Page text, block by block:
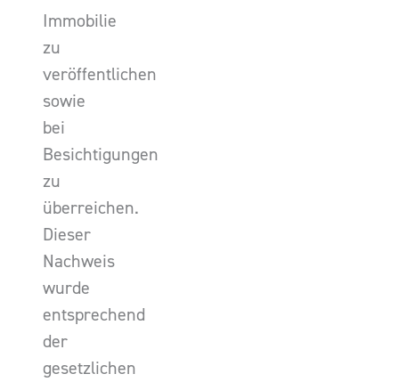
Immobilie
zu
veröffentlichen
sowie
bei
Besichtigungen
zu
überreichen.
Dieser
Nachweis
wurde
entsprechend
der
gesetzlichen